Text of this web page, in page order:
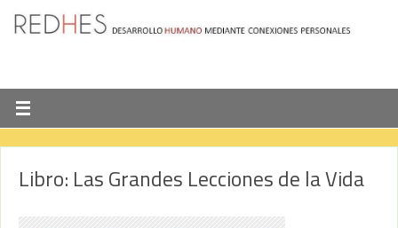
Libro: Las Grandes Lecciones de la Vida